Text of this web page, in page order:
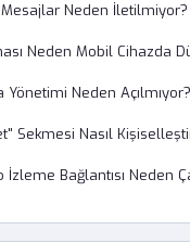
Neden İletilmiyor?
Neden Mobil Cihazda
Neden Açılmıyor?
Sekmesi Nasıl
Bağlantısı Neden